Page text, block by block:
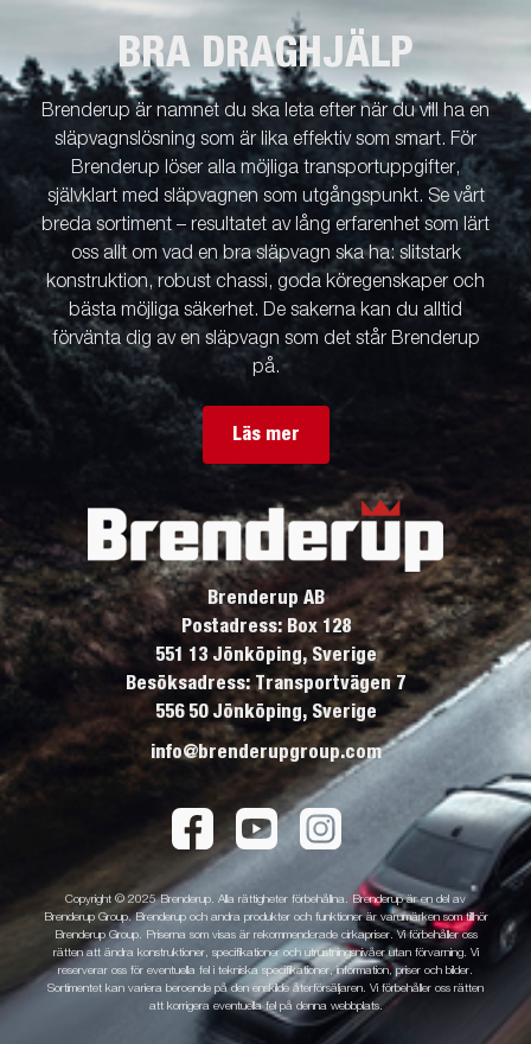
BRA DRAGHJÄLP
Brenderup är namnet du ska leta efter när du vill ha en
släpvagnslösning som är lika effektiv som smart. För
Brenderup löser alla möjliga transportuppgifter,
självklart med släpvagnen som utgångspunkt. Se vårt
breda sortiment – resultatet av lång erfarenhet som lärt
oss allt om vad en bra släpvagn ska ha: slitstark
konstruktion, robust chassi, goda köregenskaper och
bästa möjliga säkerhet. De sakerna kan du alltid
förvänta dig av en släpvagn som det står Brenderup
på.
Läs mer
Brenderup AB
Postadress: Box 128
551 13 Jönköping, Sverige
Besöksadress: Transportvägen 7
556 50 Jönköping, Sverige
info@brenderupgroup.com
Copyright © 2025 Brenderup. Alla rättigheter förbehållna. Brenderup är en del av
Brenderup Group. Brenderup och andra produkter och funktioner är varumärken som tillhör
Brenderup Group. Priserna som visas är rekommenderade cirkapriser. Vi förbehåller oss
rätten att ändra konstruktioner, specifikationer och utrustningsnivåer utan förvarning. Vi
reserverar oss för eventuella fel i tekniska specifikationer, information, priser och bilder.
Sortimentet kan variera beroende på den enskilde återförsäljaren. Vi förbehåller oss rätten
att korrigera eventuella fel på denna webbplats.